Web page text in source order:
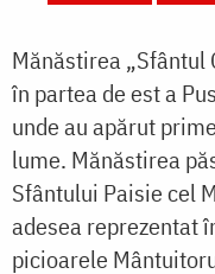
Mănăstirea „Sfântul
în partea de est a
unde au apărut
lume. Mănăstirea
Sfântului Paisie cel
adesea reprezentat
picioarele